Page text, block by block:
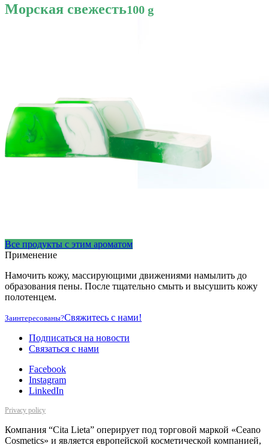
Морская свежесть100 g
Все продукты с этим ароматом
Применение
Намочить кожу, массирующими движениями намылить до
образования пены. После тщательно смыть и высушить кожу
полотенцем.
Заинтересованы?Свяжитесь с нами!
Подписаться на новости
Cвязаться с нами
Facebook
Instagram
LinkedIn
Privacy policy
Компания “Cita Lieta” оперирует под торговой маркой «Ceano
Cosmetics» и является европейской косметической компанией,